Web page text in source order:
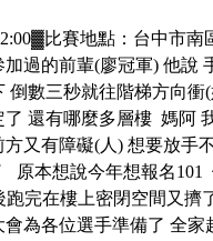
▓比賽地點：台中市南
過的前輩(廖冠軍) 他說
數三秒就往階梯方向
還有哪麼多層樓 媽阿
又有障礙(人) 想要放
本想說今年想報名
完在樓上密閉空間又
為各位選手準備了 全家